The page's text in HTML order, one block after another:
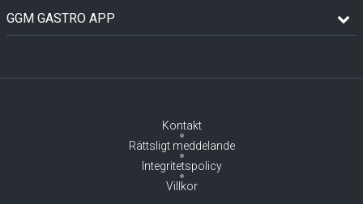
GGM GASTRO APP
Kontakt
Rättsligt meddelande
Integritetspolicy
Villkor